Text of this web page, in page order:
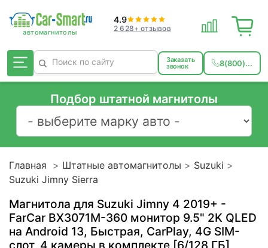
4.9
2 628+ отзывов
Заказать
звонок 8(800)...
Подбор штатной магнитолы
Главная Штатные автомагнитолы
Suzuki
Suzuki Jimny Sierra
Магнитола для Suzuki Jimny 4 2019+ -
FarCar BX3071M-360 монитор 9.5" 2K QLED
на Android 13, Быстрая, CarPlay, 4G SIM-
слот, 4 камеры в комплекте [6/128 ГБ]